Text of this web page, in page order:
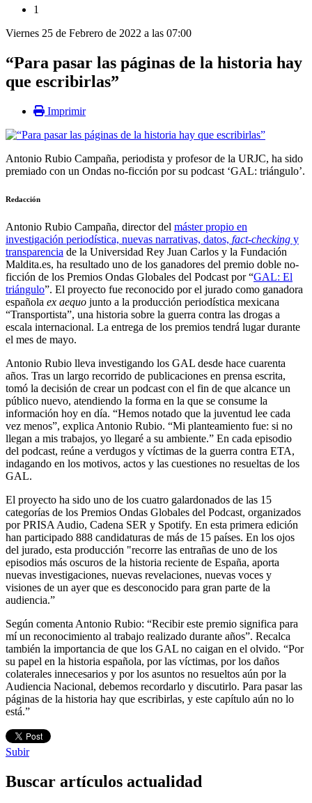
1
Viernes 25 de Febrero de 2022 a las 07:00
“Para pasar las páginas de la historia hay
que escribirlas”
Imprimir
Antonio Rubio Campaña, periodista y profesor de la URJC, ha sido
premiado con un Ondas no-ficción por su podcast ‘GAL: triángulo’.
Redacción
Antonio Rubio Campaña, director del máster propio en
investigación periodística, nuevas narrativas, datos, fact-checking y
transparencia de la Universidad Rey Juan Carlos y la Fundación
Maldita.es, ha resultado uno de los ganadores del premio doble no-
ficción de los Premios Ondas Globales del Podcast por “GAL: El
triángulo”. El proyecto fue reconocido por el jurado como ganadora
española ex aequo junto a la producción periodística mexicana
“Transportista”, una historia sobre la guerra contra las drogas a
escala internacional. La entrega de los premios tendrá lugar durante
el mes de mayo.
Antonio Rubio lleva investigando los GAL desde hace cuarenta
años. Tras un largo recorrido de publicaciones en prensa escrita,
tomó la decisión de crear un podcast con el fin de que alcance un
público nuevo, atendiendo la forma en la que se consume la
información hoy en día. “Hemos notado que la juventud lee cada
vez menos”, explica Antonio Rubio. “Mi planteamiento fue: si no
llegan a mis trabajos, yo llegaré a su ambiente.” En cada episodio
del podcast, reúne a verdugos y víctimas de la guerra contra ETA,
indagando en los motivos, actos y las cuestiones no resueltas de los
GAL.
El proyecto ha sido uno de los cuatro galardonados de las 15
categorías de los Premios Ondas Globales del Podcast, organizados
por PRISA Audio, Cadena SER y Spotify. En esta primera edición
han participado 888 candidaturas de más de 15 países. En los ojos
del jurado, esta producción "recorre las entrañas de uno de los
episodios más oscuros de la historia reciente de España, aporta
nuevas investigaciones, nuevas revelaciones, nuevas voces y
visiones de un ayer que es desconocido para gran parte de la
audiencia.”
Según comenta Antonio Rubio: “Recibir este premio significa para
mí un reconocimiento al trabajo realizado durante años”. Recalca
también la importancia de que los GAL no caigan en el olvido. “Por
su papel en la historia española, por las víctimas, por los daños
colaterales innecesarios y por los asuntos no resueltos aún por la
Audiencia Nacional, debemos recordarlo y discutirlo. Para pasar las
páginas de la historia hay que escribirlas, y este capítulo aún no lo
está.”
Subir
Buscar artículos actualidad